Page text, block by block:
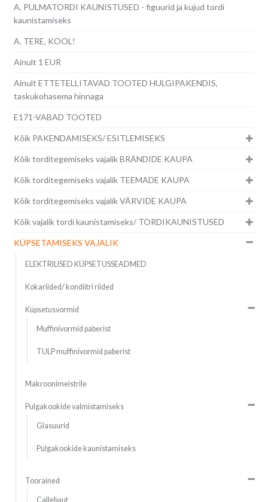
A. PULMATORDI KAUNISTUSED - figuurid ja kujud tordi
kaunistamiseks
A. TERE, KOOL!
Ainult 1 EUR
Ainult ETTETELLITAVAD TOOTED HULGIPAKENDIS,
taskukohasema hinnaga
E171-VABAD TOOTED
Kõik PAKENDAMISEKS/ ESITLEMISEKS
Kõik torditegemiseks vajalik BRÄNDIDE KAUPA
Kõik torditegemiseks vajalik TEEMADE KAUPA
Kõik torditegemiseks vajalik VÄRVIDE KAUPA
Kõik vajalik tordi kaunistamiseks/ TORDIKAUNISTUSED
KÜPSETAMISEKS VAJALIK
ELEKTRILISED KÜPSETUSSEADMED
Kokariided/ kondiitri riided
Küpsetusvormid
Muffinivormid paberist
TULP muffinivormid paberist
Makroonimeistrile
Pulgakookide valmistamiseks
Glasuurid
Pulgakookide kaunistamiseks
Toorained
Callebaut